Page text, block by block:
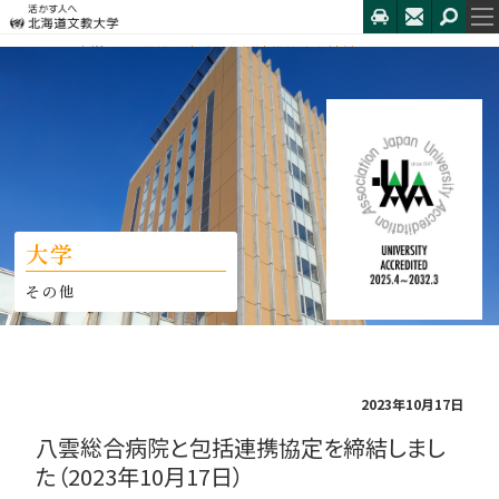
HOME 大学 八雲総合病院と包括連携協定を締結しました...
大学
その他
2023年10月17日
八雲総合病院と包括連携協定を締結しまし
た（2023年10月17日）